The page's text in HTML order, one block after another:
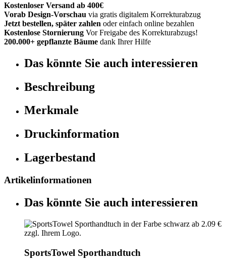
Kostenloser Versand ab 400€
Vorab Design-Vorschau via gratis digitalem Korrekturabzug
Jetzt bestellen, später zahlen oder einfach online bezahlen
Kostenlose Stornierung Vor Freigabe des Korrekturabzugs!
200.000+ gepflanzte Bäume dank Ihrer Hilfe
Das könnte Sie auch interessieren
Beschreibung
Merkmale
Druckinformation
Lagerbestand
Artikelinformationen
Das könnte Sie auch interessieren
SportsTowel Sporthandtuch